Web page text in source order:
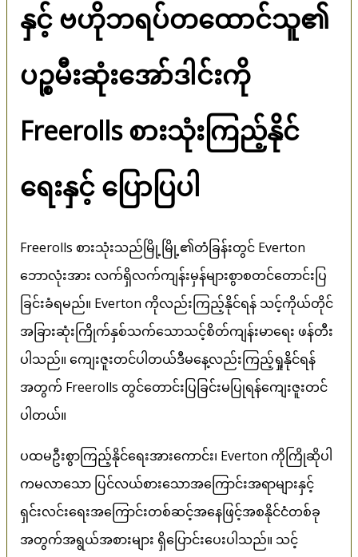
နှင့် ဗဟိုဘရပ်တထောင်သူ၏
ပဉ္စမီးဆုံးအော်ဒါင်းကို
Freerolls စားသုံးကြည့်နိုင်
ရေးနှင့် ပြောပြပါ
Freerolls စားသုံးသည်မြို့မြို့၏တံခြန်းတွင် Everton
ဘောလုံးအား လက်ရှိလက်ကျန်းမှန်များစွာစတင်တောင်းပြ
ခြင်းခံရမည်။ Everton ကိုလည်းကြည့်နိုင်ရန် သင့်ကိုယ်တိုင်
အခြားဆုံးကြိုက်နှစ်သက်သောသင့်စိတ်ကျန်းမာရေး ဖန်တီး
ပါသည်။ ကျေးဇူးတင်ပါတယ်ဒီမနေ့လည်းကြည့်ရှုနိုင်ရန်
အတွက် Freerolls တွင်တောင်းပြခြင်းမပြုရန်ကျေးဇူးတင်
ပါတယ်။
ပထမဦးစွာကြည့်နိုင်ရေးအားကောင်း၊ Everton ကိုကြိုဆိုပါ
ကမလာသော ပြင်လယ်စားသောအကြောင်းအရာများနှင့်
ရှင်းလင်းရေးအကြောင်းတစ်ဆင့်အနေဖြင့်အစနိုင်ငံတစ်ခု
အတွက်အရွယ်အစားများ ရှိပြောင်းပေးပါသည်။ သင့်